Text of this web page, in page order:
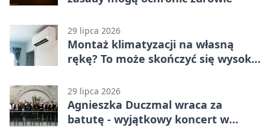
29 lipca 2026
Montaż klimatyzacji na własną
rękę? To może skończyć się wysoką
29 lipca 2026
Agnieszka Duczmal wraca za
batutę - wyjątkowy koncert w